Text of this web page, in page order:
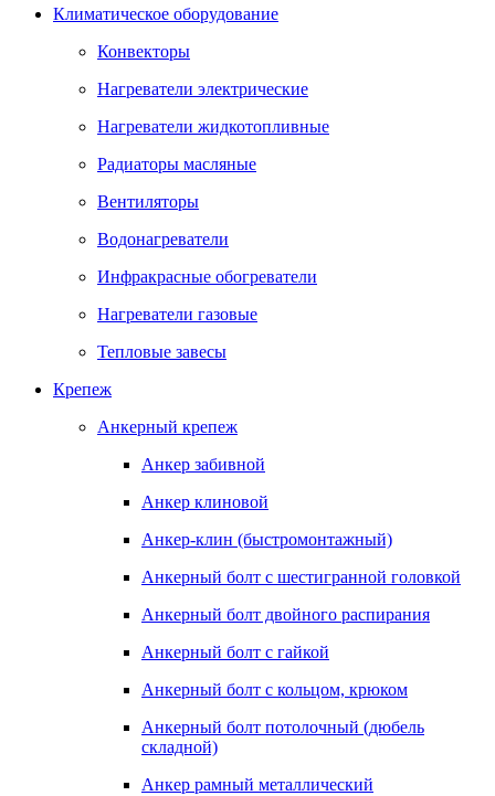
Климатическое оборудование
Конвекторы
Нагреватели электрические
Нагреватели жидкотопливные
Радиаторы масляные
Вентиляторы
Водонагреватели
Инфракрасные обогреватели
Нагреватели газовые
Тепловые завесы
Крепеж
Анкерный крепеж
Анкер забивной
Анкер клиновой
Анкер-клин (быстромонтажный)
Анкерный болт с шестигранной головкой
Анкерный болт двойного распирания
Анкерный болт с гайкой
Анкерный болт с кольцом, крюком
Анкерный болт потолочный (дюбель
складной)
Анкер рамный металлический